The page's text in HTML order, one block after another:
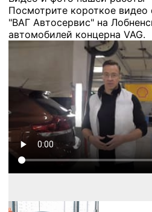
Посмотрите короткое
"ВАГ Автосервис" на
автомобилей концерна VAG.